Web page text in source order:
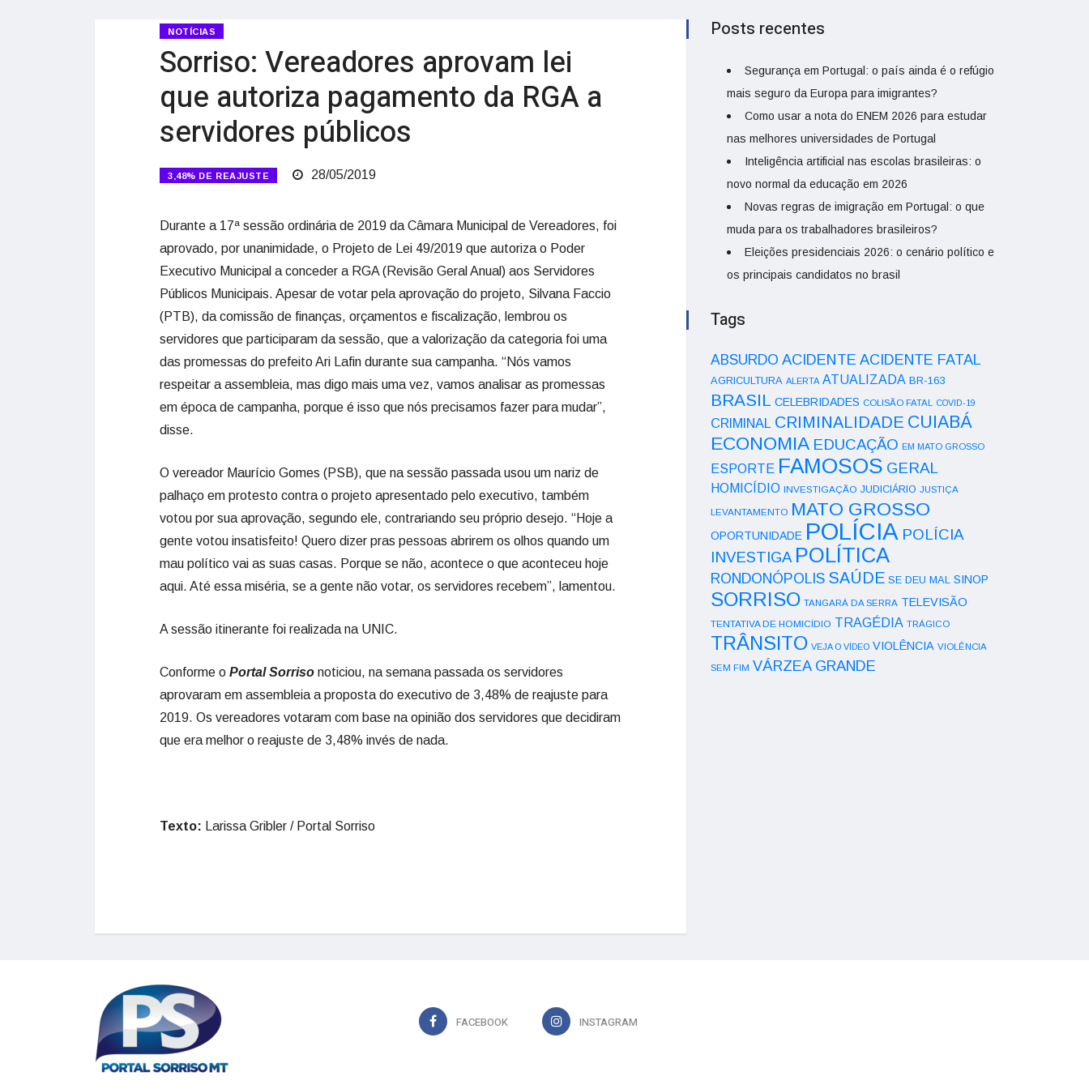
NOTÍCIAS
Sorriso: Vereadores aprovam lei
que autoriza pagamento da RGA a
servidores públicos
3,48% DE REAJUSTE 28/05/2019
Durante a 17ª sessão ordinária de 2019 da Câmara Municipal de Vereadores, foi
aprovado, por unanimidade, o Projeto de Lei 49/2019 que autoriza o Poder
Executivo Municipal a conceder a RGA (Revisão Geral Anual) aos Servidores
Públicos Municipais. Apesar de votar pela aprovação do projeto, Silvana Faccio
(PTB), da comissão de finanças, orçamentos e fiscalização, lembrou os
servidores que participaram da sessão, que a valorização da categoria foi uma
das promessas do prefeito Ari Lafin durante sua campanha. “Nós vamos
respeitar a assembleia, mas digo mais uma vez, vamos analisar as promessas
em época de campanha, porque é isso que nós precisamos fazer para mudar”,
disse.
O vereador Maurício Gomes (PSB), que na sessão passada usou um nariz de
palhaço em protesto contra o projeto apresentado pelo executivo, também
votou por sua aprovação, segundo ele, contrariando seu próprio desejo. “Hoje a
gente votou insatisfeito! Quero dizer pras pessoas abrirem os olhos quando um
mau político vai as suas casas. Porque se não, acontece o que aconteceu hoje
aqui. Até essa miséria, se a gente não votar, os servidores recebem”, lamentou.
A sessão itinerante foi realizada na UNIC.
Conforme o Portal Sorriso noticiou, na semana passada os servidores
aprovaram em assembleia a proposta do executivo de 3,48% de reajuste para
2019. Os vereadores votaram com base na opinião dos servidores que decidiram
que era melhor o reajuste de 3,48% invés de nada.
Texto: Larissa Gribler / Portal Sorriso
Posts recentes
Segurança em Portugal: o país ainda é o refúgio
mais seguro da Europa para imigrantes?
Como usar a nota do ENEM 2026 para estudar
nas melhores universidades de Portugal
Inteligência artificial nas escolas brasileiras: o
novo normal da educação em 2026
Novas regras de imigração em Portugal: o que
muda para os trabalhadores brasileiros?
Eleições presidenciais 2026: o cenário político e
os principais candidatos no brasil
Tags
ABSURDO ACIDENTE ACIDENTE FATAL
AGRICULTURA ALERTA ATUALIZADA BR-163
BRASIL CELEBRIDADES COLISÃO FATAL COVID-19
CRIMINAL CRIMINALIDADE CUIABÁ
ECONOMIA EDUCAÇÃO EM MATO GROSSO
ESPORTE FAMOSOS GERAL
HOMICÍDIO INVESTIGAÇÃO JUDICIÁRIO JUSTIÇA
LEVANTAMENTO MATO GROSSO
OPORTUNIDADE POLÍCIA POLÍCIA
INVESTIGA POLÍTICA
RONDONÓPOLIS SAÚDE SE DEU MAL SINOP
SORRISO TANGARÁ DA SERRA TELEVISÃO
TENTATIVA DE HOMICÍDIO TRAGÉDIA TRÁGICO
TRÂNSITO VEJA O VÍDEO VIOLÊNCIA VIOLÊNCIA
SEM FIM VÁRZEA GRANDE
FACEBOOK INSTAGRAM